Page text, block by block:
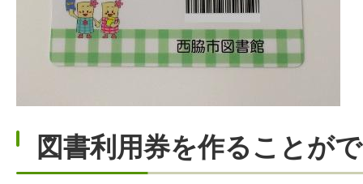
図書利用券を作ることが